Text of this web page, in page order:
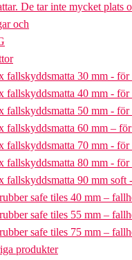
De tar inte mycket plats
och
fallskyddsmatta 30 mm -
fallskyddsmatta 40 mm -
fallskyddsmatta 50 mm -
fallskyddsmatta 60 mm –
fallskyddsmatta 70 mm -
fallskyddsmatta 80 mm -
fallskyddsmatta 90 mm soft
safe tiles 40 mm –
safe tiles 55 mm –
safe tiles 75 mm –
produkter